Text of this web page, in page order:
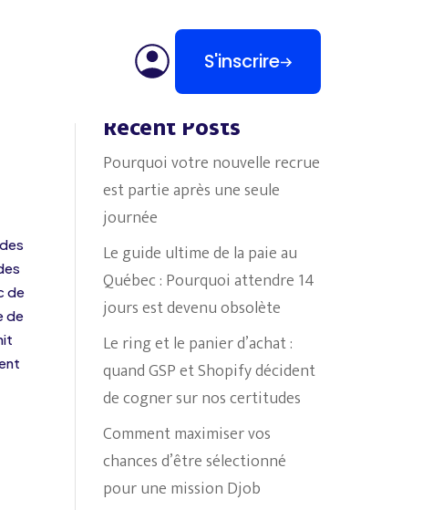
S'inscrire
de
de
Search
Recent Posts
Pourquoi votre nouvelle recrue
est partie après une seule
journée
Le guide ultime de la paie au
Québec : Pourquoi attendre 14
jours est devenu obsolète
Le ring et le panier d’achat :
quand GSP et Shopify décident
de cogner sur nos certitudes
Comment maximiser vos
chances d’être sélectionné
pour une mission Djob